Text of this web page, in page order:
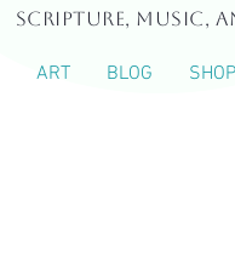
Scripture, Music,
ART BLOG SHOP